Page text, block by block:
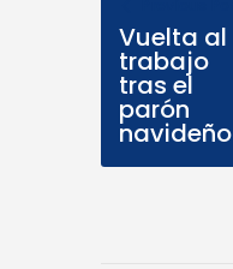
Vuelta al
trabajo
tras el
parón
navideño